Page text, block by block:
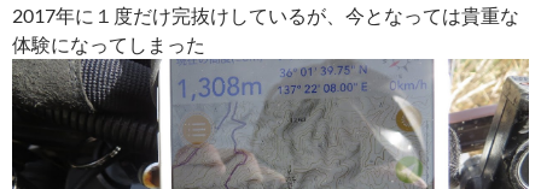
2017年に１度だけ完抜けしているが、今となっては貴重な
体験になってしまった